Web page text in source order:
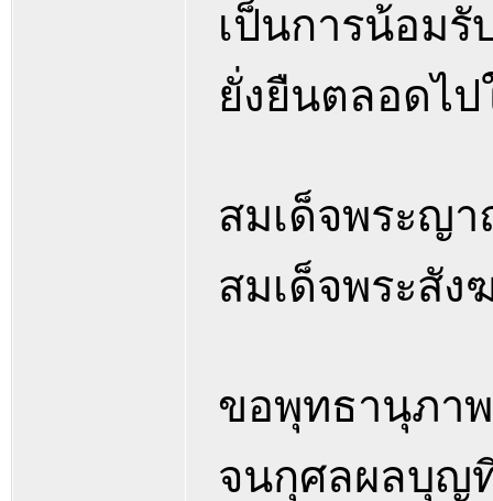
เป็นการน้อม
ยั่งยืนตลอดไป
สมเด็จพระญ
สมเด็จพระสั
ขอพุทธานุภา
จนกุศลผลบุญ